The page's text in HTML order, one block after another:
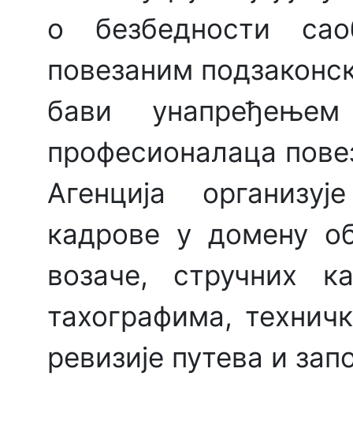
о безбедности
повезаним
бави
професионалаца
Агенција
кадрове у домену
возаче, стручних
тахографима,
ревизије путева и